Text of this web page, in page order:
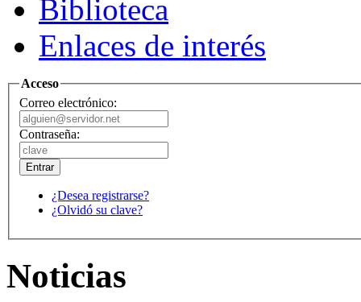
Biblioteca
Enlaces de interés
Acceso
Correo electrónico:
Contraseña:
¿Desea registrarse?
¿Olvidó su clave?
Noticias